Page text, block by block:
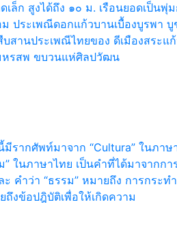
ก สูงได้ถึง ๑๐ ม. เรือนยอดเป็นพุ่
ประเพณีดอกแก้วบานเบื้องบูรพา
านประเพณีไทยของ ดีเมืองสระแ
หรสพ ขบวนแห่ศิลปวัฒน
รากศัพท์มาจาก “Cultura” ในภา
ในภาษาไทย เป็นคำที่ได้มาจากกา
คำว่า “ธรรม” หมายถึง การกระ
งข้อปฎิบัติเพื่อให้เกิดความ